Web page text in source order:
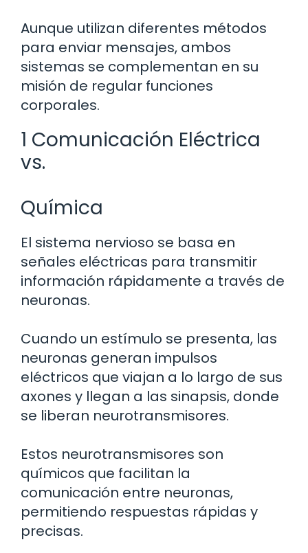
Aunque utilizan diferentes métodos
para enviar mensajes, ambos
sistemas se complementan en su
misión de regular funciones
corporales.
1 Comunicación Eléctrica
vs.
Química
El sistema nervioso se basa en
señales eléctricas para transmitir
información rápidamente a través de
neuronas.
Cuando un estímulo se presenta, las
neuronas generan impulsos
eléctricos que viajan a lo largo de sus
axones y llegan a las sinapsis, donde
se liberan neurotransmisores.
Estos neurotransmisores son
químicos que facilitan la
comunicación entre neuronas,
permitiendo respuestas rápidas y
precisas.